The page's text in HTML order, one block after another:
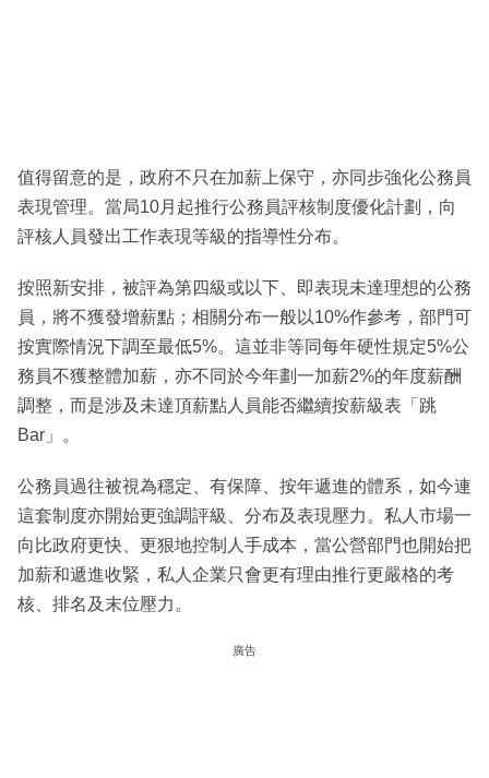
值得留意的是，政府不只在加薪上保守，亦同步強化公務員
表現管理。當局10月起推行公務員評核制度優化計劃，向
評核人員發出工作表現等級的指導性分布。
按照新安排，被評為第四級或以下、即表現未達理想的公務
員，將不獲發增薪點；相關分布一般以10%作參考，部門可
按實際情況下調至最低5%。這並非等同每年硬性規定5%公
務員不獲整體加薪，亦不同於今年劃一加薪2%的年度薪酬
調整，而是涉及未達頂薪點人員能否繼續按薪級表「跳
Bar」。
公務員過往被視為穩定、有保障、按年遞進的體系，如今連
這套制度亦開始更強調評級、分布及表現壓力。私人市場一
向比政府更快、更狠地控制人手成本，當公營部門也開始把
加薪和遞進收緊，私人企業只會更有理由推行更嚴格的考
核、排名及末位壓力。
廣告